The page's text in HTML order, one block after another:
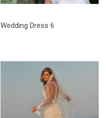
Wedding Dress 6